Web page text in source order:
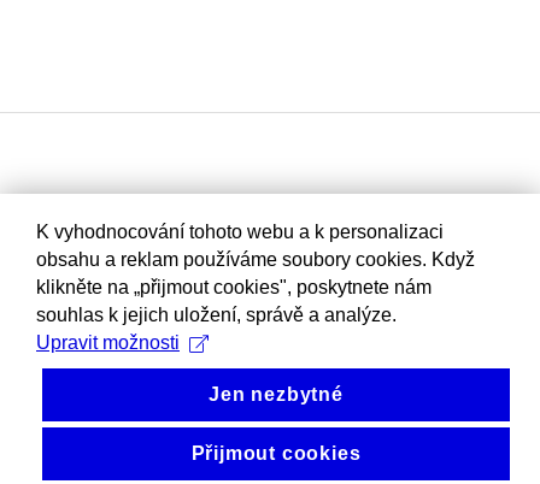
K vyhodnocování tohoto webu a k personalizaci
obsahu a reklam používáme soubory cookies. Když
klikněte na „přijmout cookies", poskytnete nám
souhlas k jejich uložení, správě a analýze.
Upravit možnosti
Jen nezbytné
Přijmout cookies